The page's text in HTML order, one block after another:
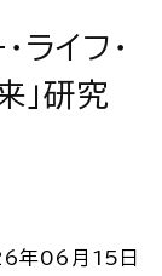
イフ・
」研究
年06月15日